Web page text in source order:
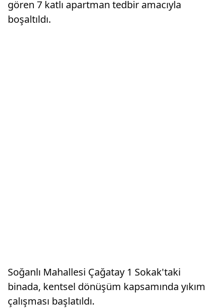
gören 7 katlı apartman tedbir amacıyla
boşaltıldı.
Soğanlı Mahallesi Çağatay 1 Sokak'taki
binada, kentsel dönüşüm kapsamında yıkım
çalışması başlatıldı.